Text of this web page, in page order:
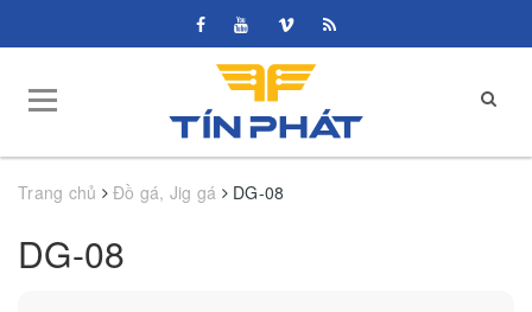
Trang chủ Đồ gá, Jig gá DG-08
DG-08